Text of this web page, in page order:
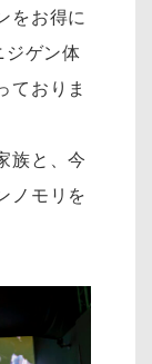
をお得に
ジゲン体
ておりま
族と、今
ノモリを